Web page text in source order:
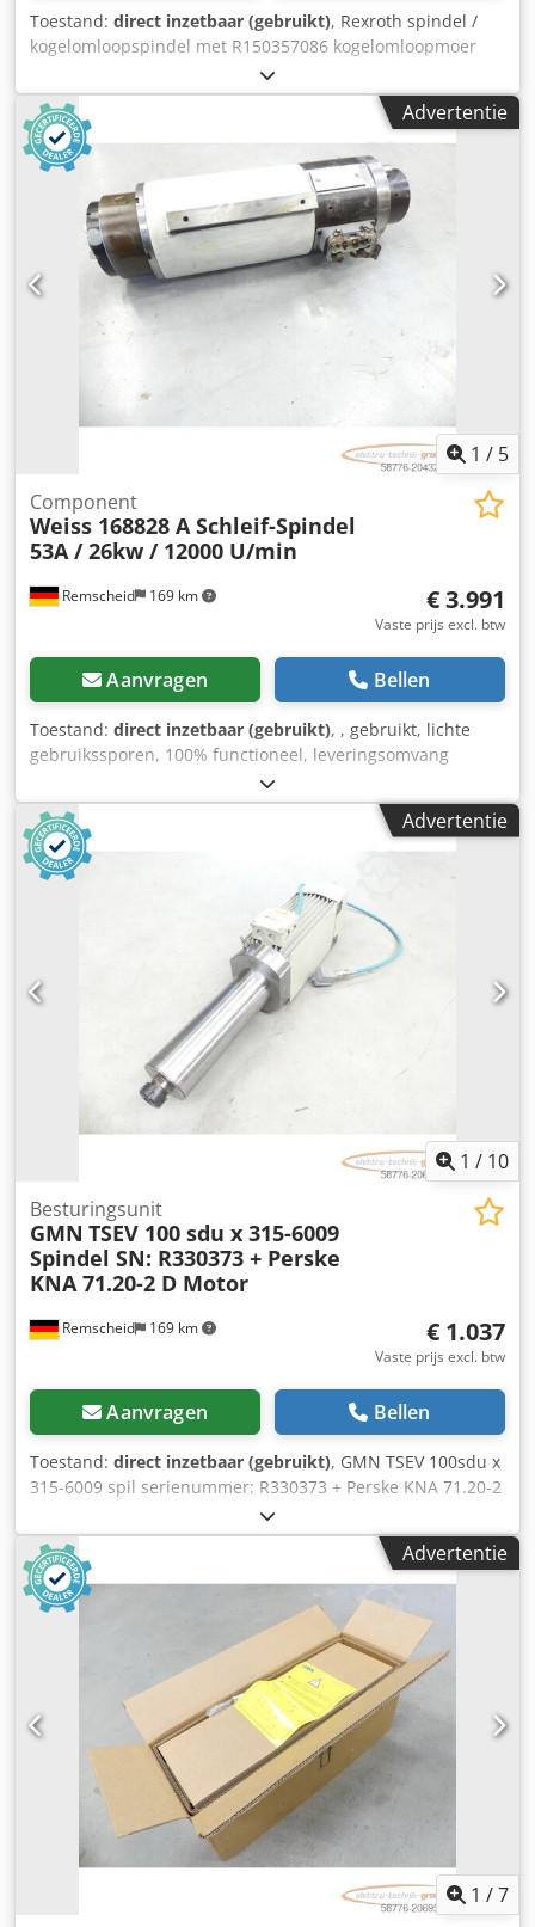
Toestand: direct inzetbaar (gebruikt), Rexroth spindel /
kogelomloopspindel met R150357086 kogelomloopmoer
SN: 173 + spindelblok en balg, gedemonteerd uit Emag
VSC200 DUO machine, gebruikt, goede staat, 100%
functioneel, levering volgens foto's. LET OP: Verpakkings-
en transportkosten graag apart opvragen! Chodpsx Eq
Nmofx Ac Tea
Advertentie
1 / 5
Remscheid 169 km
Component
Weiss 168828 A Schleif-Spindel
53A / 26kw / 12000 U/min
€ 3.991
Vaste prijs excl. btw
Aanvragen Bellen
Toestand: direct inzetbaar (gebruikt), , gebruikt, lichte
gebruikssporen, 100% functioneel, leveringsomvang
volgens foto's LET OP: Informeer a.u.b. apart naar de
kosten voor verpakking en verzending! LET OP: Vraag de
kosten voor verpakking en transport apart aan!
Cjdpfxoxtwb Ae Ac Teha
Advertentie
1 / 10
Remscheid 169 km
Besturingsunit
GMN TSEV 100 sdu x 315-6009
Spindel SN: R330373 + Perske
KNA 71.20-2 D Motor
€ 1.037
Vaste prijs excl. btw
Aanvragen Bellen
Toestand: direct inzetbaar (gebruikt), GMN TSEV 100sdu x
315-6009 spil serienummer: R330373 + Perske KNA 71.20-2
D motor serienummer: 970413 / 16000008GC HF-spil TSE
100du x 315 4,4kW 5000rpm Olie EX32, gebruikt, in goede
staat, 100% functioneel, levering volgens foto's. LET OP:
Kosten voor verpakking en transport alstublieft apart
aanvragen! Chjdpsx Duawefx Ac Tsa
Advertentie
1 /7